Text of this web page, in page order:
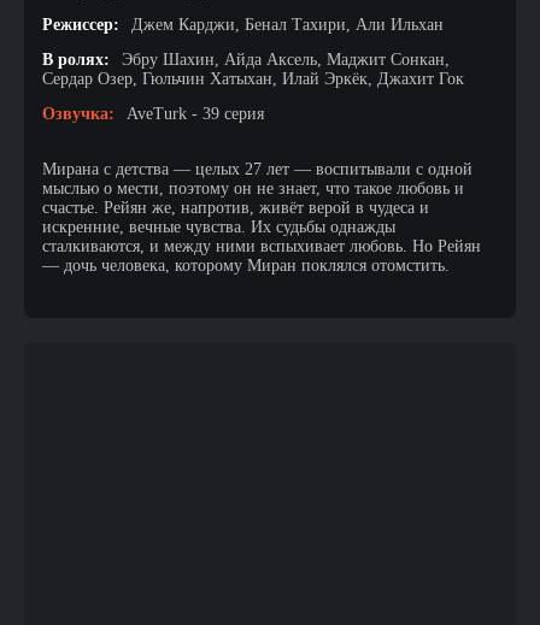
Режиссер:
Джем Карджи, Бенал Тахири, Али Ильхан
В ролях:
Эбру Шахин, Айда Аксель, Маджит Сонкан,
Сердар Озер, Гюльчин Хатыхан, Илай Эркёк, Джахит Гок
Озвучка:
AveTurk - 39 серия
Мирана с детства — целых 27 лет — воспитывали с одной
мыслью о мести, поэтому он не знает, что такое любовь и
счастье. Рейян же, напротив, живёт верой в чудеса и
искренние, вечные чувства. Их судьбы однажды
сталкиваются, и между ними вспыхивает любовь. Но Рейян
— дочь человека, которому Миран поклялся отомстить.